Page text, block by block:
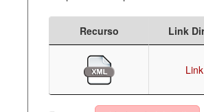
Recurso Link
Link